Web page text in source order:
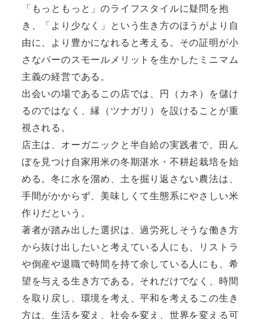
「もっともっと」のライフスタイルに疑問を抱
き、「より少なく」という生き方のほうがより自
由に、より豊かになれると考える。その証明が小
さなバーのスモールメリットを生かしたミニマム
主義の経営である。
出会いの場であるこの店では、円（カネ）を儲け
るのではなく、縁（ツナガリ）を設けることが重
視される。
店主は、オーガニックと半自給の実践者で、田ん
ぼを見つけ自家用米の冬期湛水・不耕起栽培を始
める。冬に水を溜め、土を掘り返さない農法は、
手間がかからず、美味しくて生態系にやさしい米
作りだという。
著者が踏み出した選択は、過労死しそうな働き方
から抜け出したいと考えている人にも、リストラ
や倒産や退職で時間を持て余している人にも、希
望を与える生き方である。それだけでなく、時間
を取り戻し、環境を考え、平和を考えるこの生き
方は、生活を変え、社会を変え、世界を変える可